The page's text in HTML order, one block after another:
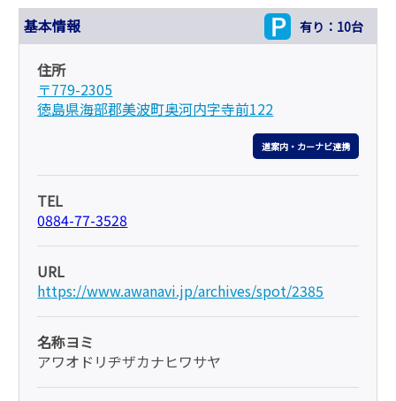
基本情報 有り：10台
住所
〒779-2305
徳島県海部郡美波町奥河内字寺前122
道案内・カーナビ連携
TEL
0884-77-3528
URL
https://www.awanavi.jp/archives/spot/2385
名称ヨミ
アワオドリヂザカナヒワサヤ